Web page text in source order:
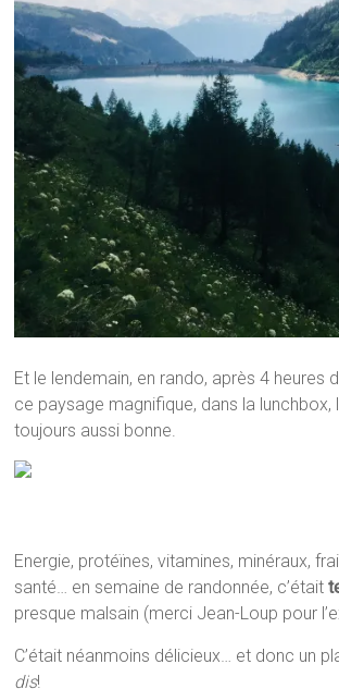
Et le lendemain, en rando, après 4 heures
ce paysage magnifique, dans la lunchbox,
toujours aussi bonne.
Energie, protéïnes, vitamines, minéraux,
santé… en semaine de randonnée, c’était
presque malsain (merci Jean-Loup pour
C’était néanmoins délicieux… et donc un
dis!